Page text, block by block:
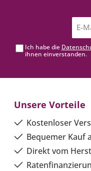
Ich habe die
ihnen einverstanden.
Unsere Vorteile
Kostenloser
Bequemer Kauf
Direkt vom